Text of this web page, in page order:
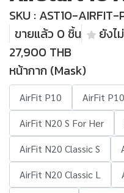
SKU : AST10-
ขายแล้ว 0 ชิ้น
ยังไ
27,900 THB
หน้ากาก (Mask)
AirFit P10 AirFit
AirFit N20 S For Her
AirFit N20 Classic S
AirFit N20 Classic L